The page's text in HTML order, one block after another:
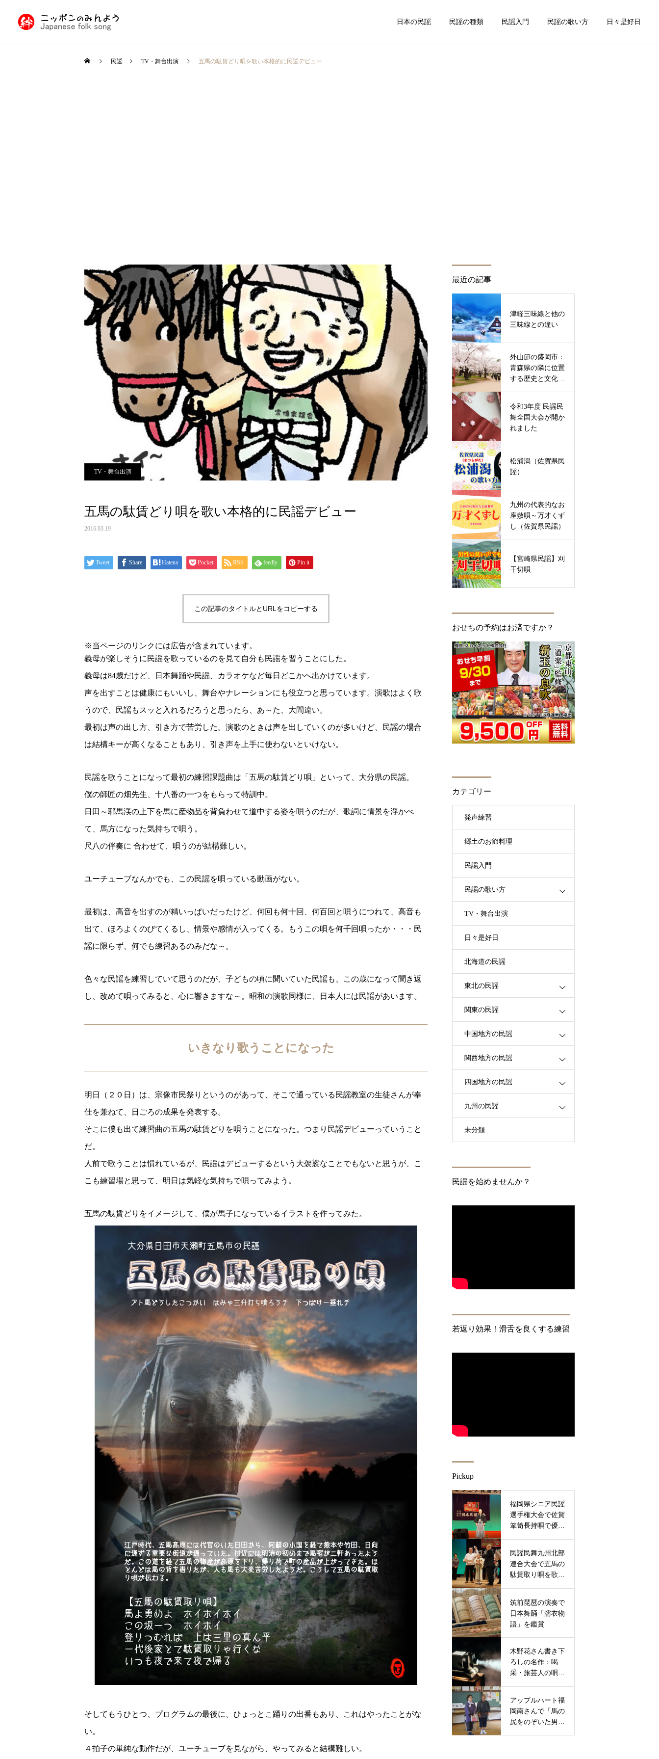
日本の民謡 民謡の種類 民謡入門 民謡の歌い方 日々是好日
民謡 TV・舞台出演 五馬の駄賃どり唄を歌い本格的に民謡デビュー
TV・舞台出演
五馬の駄賃どり唄を歌い本格的に民謡デビュー
2016.03.19
Tweet Share Hatena Pocket RSS feedly Pin it
この記事のタイトルとURLをコピーする
※当ページのリンクには広告が含まれています。
義母が楽しそうに民謡を歌っているのを見て自分も民謡を習うことにした。
義母は84歳だけど、日本舞踊や民謡、カラオケなど毎日どこかへ出かけています。
声を出すことは健康にもいいし、舞台やナレーションにも役立つと思っています。演歌はよく歌
うので、民謡もスッと入れるだろうと思ったら、あ～た、大間違い。
最初は声の出し方、引き方で苦労した。演歌のときは声を出していくのが多いけど、民謡の場合
は結構キーが高くなることもあり、引き声を上手に使わないといけない。
民謡を歌うことになって最初の練習課題曲は「五馬の駄賃どり唄」といって、大分県の民謡。
僕の師匠の畑先生、十八番の一つをもらって特訓中。
日田～耶馬渓の上下を馬に産物品を背負わせて道中する姿を唄うのだが、歌詞に情景を浮かべ
て、馬方になった気持ちで唄う。
尺八の伴奏に 合わせて、唄うのが結構難しい。
ユーチューブなんかでも、この民謡を唄っている動画がない。
最初は、高音を出すのが精いっぱいだったけど、何回も何十回、何百回と唄うにつれて、高音も
出て、ほろよくのびてくるし、情景や感情が入ってくる。もうこの唄を何千回唄ったか・・・民
謡に限らず、何でも練習あるのみだな～。
色々な民謡を練習していて思うのだが、子どもの頃に聞いていた民謡も、この歳になって聞き返
し、改めて唄ってみると、心に響きますな～。昭和の演歌同様に、日本人には民謡があいます。
いきなり歌うことになった
明日（２０日）は、宗像市民祭りというのがあって、そこで通っている民謡教室の生徒さんが奉
仕を兼ねて、日ごろの成果を発表する。
そこに僕も出て練習曲の五馬の駄賃どりを唄うことになった。つまり民謡デビューっていうこと
だ。
人前で歌うことは慣れているが、民謡はデビューするという大袈裟なことでもないと思うが、こ
こも練習場と思って、明日は気軽な気持ちで唄ってみよう。
五馬の駄賃どりをイメージして、僕が馬子になっているイラストを作ってみた。
そしてもうひとつ、プログラムの最後に、ひょっとこ踊りの出番もあり、これはやったことがな
い。
４拍子の単純な動作だが、ユーチューブを見ながら、やってみると結構難しい。
最近の記事
津軽三味線と他の
三味線との違い
外山節の盛岡市：
青森県の隣に位置
する歴史と文化が
令和3年度 民謡民
舞全国大会が開か
れました
松浦潟（佐賀県民
謡）
九州の代表的なお
座敷唄～万才くず
し（佐賀県民謡）
【宮崎県民謡】刈
干切唄
おせちの予約はお済ですか？
カテゴリー
発声練習
郷土のお節料理
民謡入門
民謡の歌い方
TV・舞台出演
日々是好日
北海道の民謡
東北の民謡
関東の民謡
中国地方の民謡
関西地方の民謡
四国地方の民謡
九州の民謡
未分類
民謡を始めませんか？
若返り効果！滑舌を良くする練習
Pickup
福岡県シニア民謡
選手権大会で佐賀
箪笥長持唄で優秀
民謡民舞九州北部
連合大会で五馬の
駄賃取り唄を歌っ
筑前琵琶の演奏で
日本舞踊「濡衣物
語」を鑑賞
木野花さん書き下
ろしの名作：喝
采・旅芸人の唄に
アップルハート福
岡南さんで「馬の
尻をのぞいた男」